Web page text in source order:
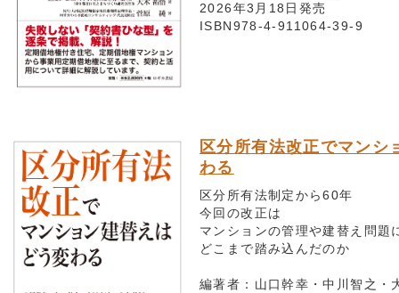
2026年3月18日発売
ISBN978-4-911064-39-9
区分所有法改正でマンシ
わる
区分所有法制定から60年
今回の改正は
マンションの管理や建替え問題
どこまで踏み込んだのか
編著者：山口幹幸・中川智之・